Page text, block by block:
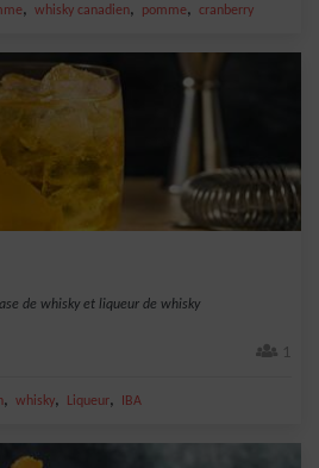
, whisky canadien, pomme, cranberry
de whisky et liqueur de whisky
1
, whisky, Liqueur, IBA